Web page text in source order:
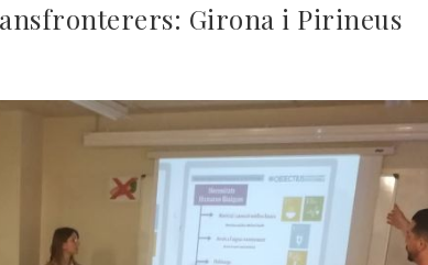
Girona i Pirineus